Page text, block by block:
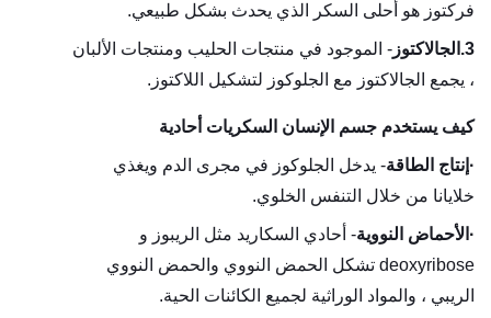
فركتوز هو أحلى السكر الذي يحدث بشكل طبيعي.
3. الجالاكتوز - الموجود في منتجات الحليب ومنتجات الألبان
، يجمع الجالاكتوز مع الجلوكوز لتشكيل اللاكتوز.
كيف يستخدم جسم الإنسان السكريات أحادية
· إنتاج الطاقة- يدخل الجلوكوز في مجرى الدم ويغذي
خلايانا من خلال التنفس الخلوي.
· الأحماض النووية- أحادي السكاريد مثل الريبوز و
deoxyribose تشكل الحمض النووي والحمض النووي
الريبي ، والمواد الوراثية لجميع الكائنات الحية.